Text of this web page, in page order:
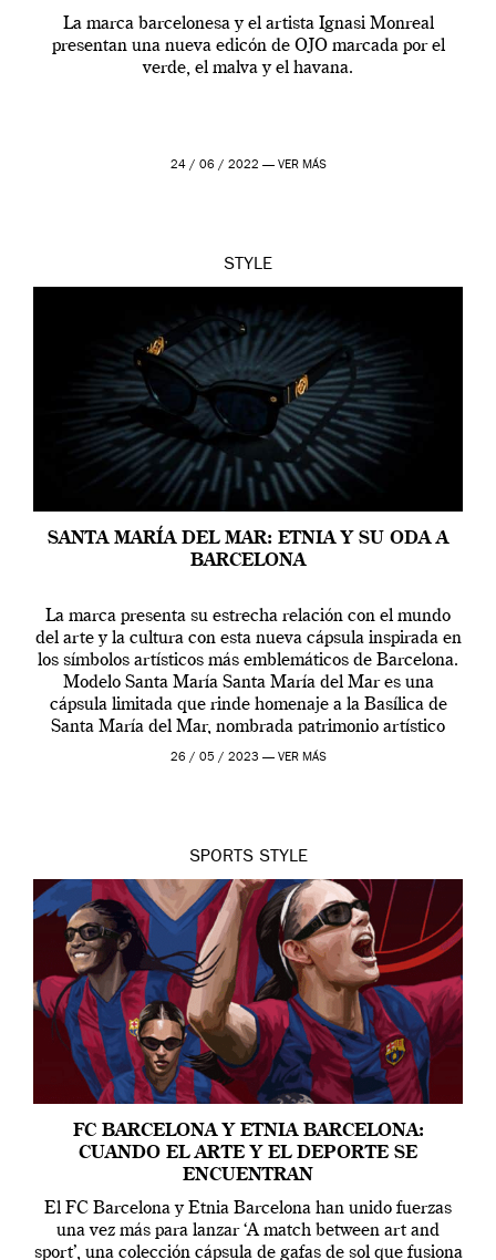
La marca barcelonesa y el artista Ignasi Monreal
presentan una nueva edicón de OJO marcada por el
verde, el malva y el havana.
24 / 06 / 2022 — VER MÁS
STYLE
SANTA MARÍA DEL MAR: ETNIA Y SU ODA A
BARCELONA
La marca presenta su estrecha relación con el mundo
del arte y la cultura con esta nueva cápsula inspirada en
los símbolos artísticos más emblemáticos de Barcelona.
Modelo Santa María Santa María del Mar es una
cápsula limitada que rinde homenaje a la Basílica de
Santa María del Mar, nombrada patrimonio artístico
excepcional. Un monumento […]
26 / 05 / 2023 — VER MÁS
SPORTS STYLE
FC BARCELONA Y ETNIA BARCELONA:
CUANDO EL ARTE Y EL DEPORTE SE
ENCUENTRAN
El FC Barcelona y Etnia Barcelona han unido fuerzas
una vez más para lanzar ‘A match between art and
sport’, una colección cápsula de gafas de sol que fusiona